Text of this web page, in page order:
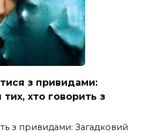
з привидами:
хто говорить з
з привидами: Загадковий